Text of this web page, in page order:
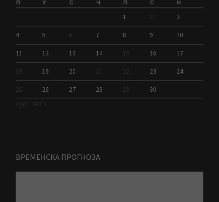
П У С Ч П С Н
1 2 3
4 5 6 7 8 9 10
11 12 13 14 15 16 17
18 19 20 21 22 23 24
25 26 27 28 29
30
« јул
окт »
ВРЕМЕНСКА ПРОГНОЗА
-